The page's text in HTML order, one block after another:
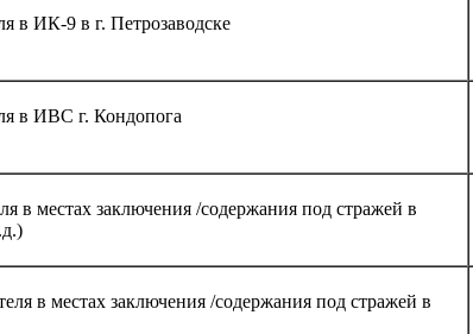
в ИК-9 в г. Петрозаводске
в ИВС г. Кондопога
в местах заключения /содержания под стражей в
в местах заключения /содержания под стражей в